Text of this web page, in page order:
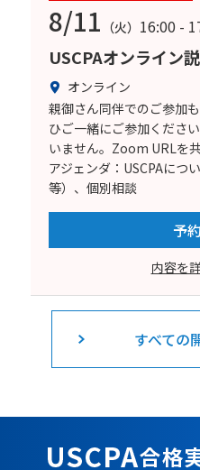
8/11 （火） 16:00 -
USCPAオンライン
オンライン
親御さん同伴でのご参加
ひご一緒にご参加くださ
いません。Zoom URLを共
アジェンダ：USCPAにつ
等）、個別相談
予
内容を
すべての